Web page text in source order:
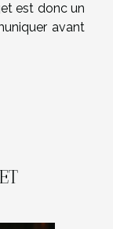
est donc un
avant